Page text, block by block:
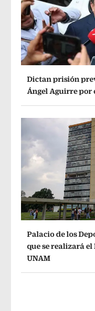
Dictan prisión
Ángel Aguirre por
Palacio de los
que se realizará
UNAM